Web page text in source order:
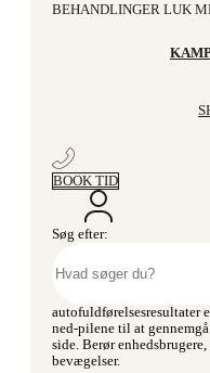
BEHANDLINGER LUK
BOOK TID
Søg efter:
autofuldførelsesresultater
ned-pilene til at
side. Berør
bevægelser.